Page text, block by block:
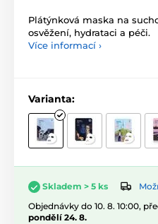
Plátýnková maska na
osvěžení, hydrataci a péči.
Více informací ›
Varianta:
Skladem > 5 ks
Objednávky do 10. 8. 10:00,
pondělí 24. 8.